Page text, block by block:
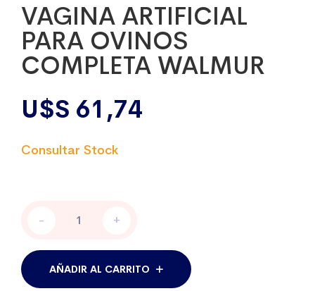
VAGINA ARTIFICIAL
PARA OVINOS
COMPLETA WALMUR
U$S 61,74
ARTIFICIAL
OVINOS
COMPLETA
WALMUR
- +
AÑADIR AL CARRITO